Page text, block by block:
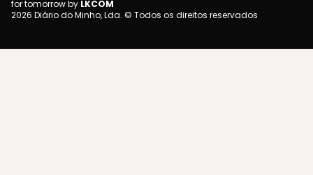
for tomorrow by LKCOM
2026 Diário do Minho, Lda. © Todos os direitos reservados